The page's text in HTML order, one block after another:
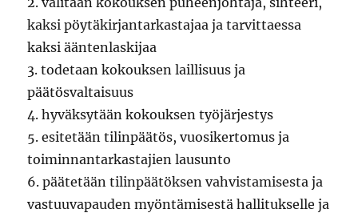
kaksi pöytäkirjantarkastajaa ja tarvittaessa
kaksi ääntenlaskijaa
3. todetaan kokouksen laillisuus ja
päätösvaltaisuus
4. hyväksytään kokouksen työjärjestys
5. esitetään tilinpäätös, vuosikertomus ja
toiminnantarkastajien lausunto
6. päätetään tilinpäätöksen vahvistamisesta ja
vastuuvapauden myöntämisestä hallitukselle ja